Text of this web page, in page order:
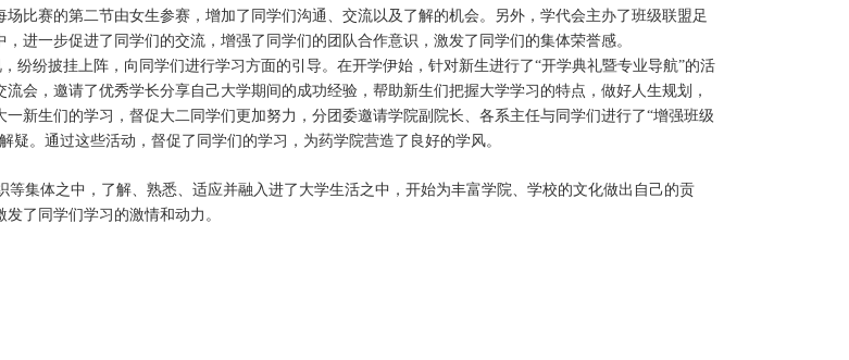
比赛的第二节由女生参赛，增加了同学们沟通、交流以及了解的机会。另外，学代会主办了班级联盟足
进一步促进了同学们的交流，增强了同学们的团队合作意识，激发了同学们的集体荣誉感。
纷纷披挂上阵，向同学们进行学习方面的引导。在开学伊始，针对新生进行了“开学典礼暨专业导航”的活
会，邀请了优秀学长分享自己大学期间的成功经验，帮助新生们把握大学学习的特点，做好人生规划，
新生们的学习，督促大二同学们更加努力，分团委邀请学院副院长、各系主任与同学们进行了“增强班级
。通过这些活动，督促了同学们的学习，为药学院营造了良好的学风。
集体之中，了解、熟悉、适应并融入进了大学生活之中，开始为丰富学院、学校的文化做出自己的贡
了同学们学习的激情和动力。